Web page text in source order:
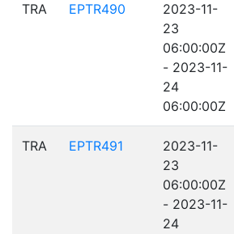
TRA EPTR490
2023-11-
23
06:00:00Z
- 2023-11-
24
06:00:00Z
TRA EPTR491
2023-11-
23
06:00:00Z
- 2023-11-
24